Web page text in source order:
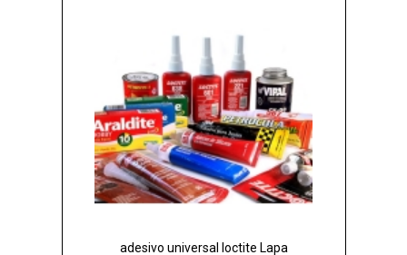
adesivo universal loctite Lapa